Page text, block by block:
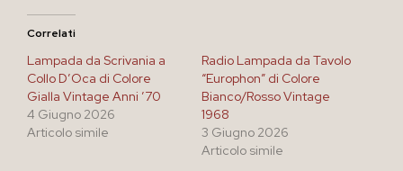
Correlati
Lampada da Scrivania a
Collo D’Oca di Colore
Gialla Vintage Anni ’70
4 Giugno 2026
Articolo simile
Radio Lampada da Tavolo
“Europhon” di Colore
Bianco/Rosso Vintage
1968
3 Giugno 2026
Articolo simile